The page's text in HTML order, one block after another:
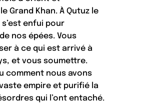
Grand Khan. À Qutuz le
s’est enfui pour
nos épées. Vous
à ce qui est arrivé à
et vous soumettre.
comment nous avons
empire et purifié la
qui l’ont entaché.